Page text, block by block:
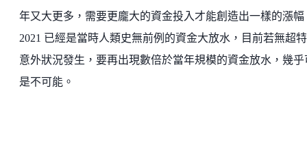
年又大更多，需要更龐大的資金投入才能創造出一樣的漲幅
2021 已經是當時人類史無前例的資金大放水，目前若無超
意外狀況發生，要再出現數倍於當年規模的資金放水，幾乎
是不可能。